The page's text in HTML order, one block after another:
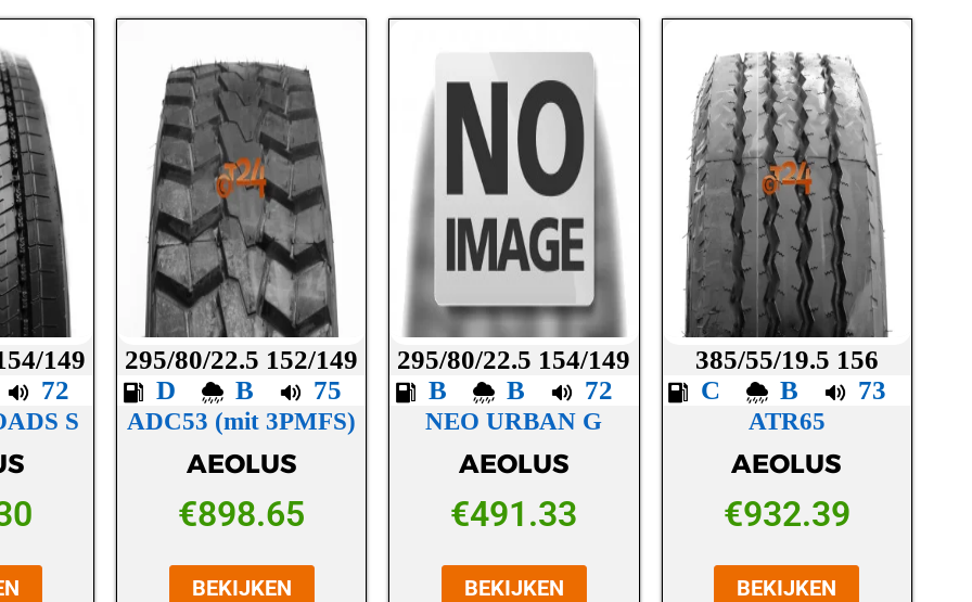
149
72
S
295/80/22.5 152/149
D
B 75
ADC53 (mit 3PMFS)
AEOLUS
€898.65
BEKIJKEN
295/80/22.5 154/149
B
B 72
NEO URBAN G
AEOLUS
€491.33
BEKIJKEN
385/55/19.5 156
C
B 73
ATR65
AEOLUS
€932.39
BEKIJKEN